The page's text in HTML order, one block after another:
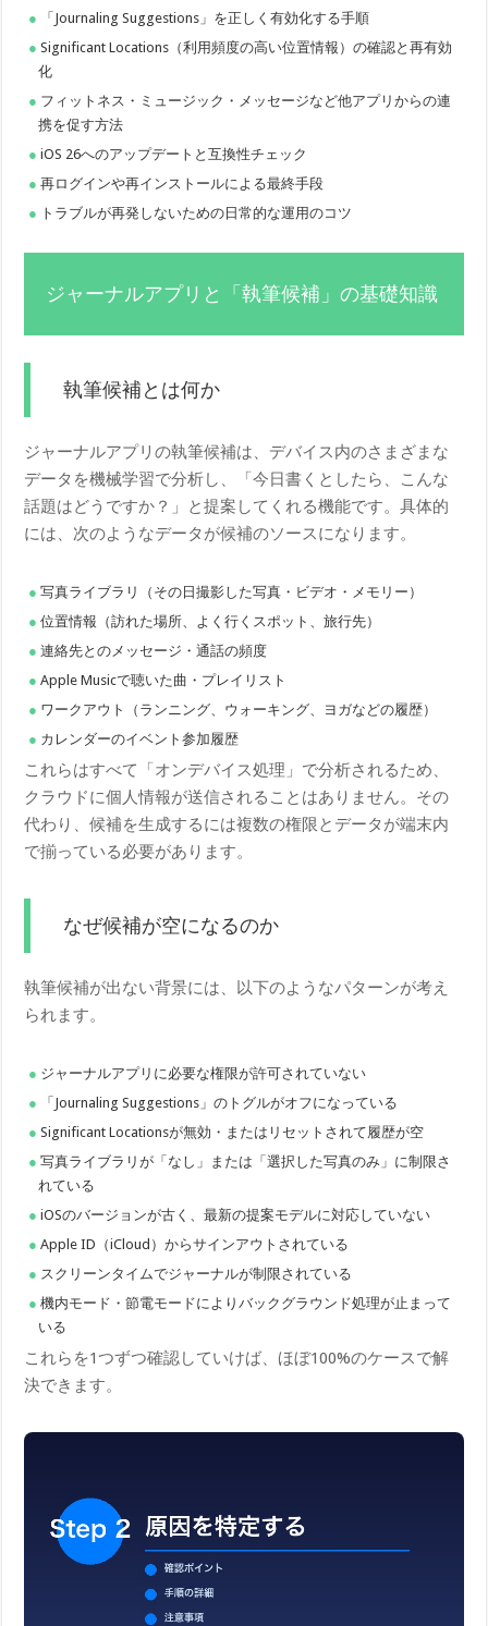
「Journaling Suggestions」を正しく有効化する手順
Significant Locations（利用頻度の高い位置情報）の確認と再有効
化
フィットネス・ミュージック・メッセージなど他アプリからの連
携を促す方法
iOS 26へのアップデートと互換性チェック
再ログインや再インストールによる最終手段
トラブルが再発しないための日常的な運用のコツ
ジャーナルアプリと「執筆候補」の基礎知識
執筆候補とは何か
ジャーナルアプリの執筆候補は、デバイス内のさまざまな
データを機械学習で分析し、「今日書くとしたら、こんな
話題はどうですか？」と提案してくれる機能です。具体的
には、次のようなデータが候補のソースになります。
写真ライブラリ（その日撮影した写真・ビデオ・メモリー）
位置情報（訪れた場所、よく行くスポット、旅行先）
連絡先とのメッセージ・通話の頻度
Apple Musicで聴いた曲・プレイリスト
ワークアウト（ランニング、ウォーキング、ヨガなどの履歴）
カレンダーのイベント参加履歴
これらはすべて「オンデバイス処理」で分析されるため、
クラウドに個人情報が送信されることはありません。その
代わり、候補を生成するには複数の権限とデータが端末内
で揃っている必要があります。
なぜ候補が空になるのか
執筆候補が出ない背景には、以下のようなパターンが考え
られます。
ジャーナルアプリに必要な権限が許可されていない
「Journaling Suggestions」のトグルがオフになっている
Significant Locationsが無効・またはリセットされて履歴が空
写真ライブラリが「なし」または「選択した写真のみ」に制限さ
れている
iOSのバージョンが古く、最新の提案モデルに対応していない
Apple ID（iCloud）からサインアウトされている
スクリーンタイムでジャーナルが制限されている
機内モード・節電モードによりバックグラウンド処理が止まって
いる
これらを1つずつ確認していけば、ほぼ100%のケースで解
決できます。